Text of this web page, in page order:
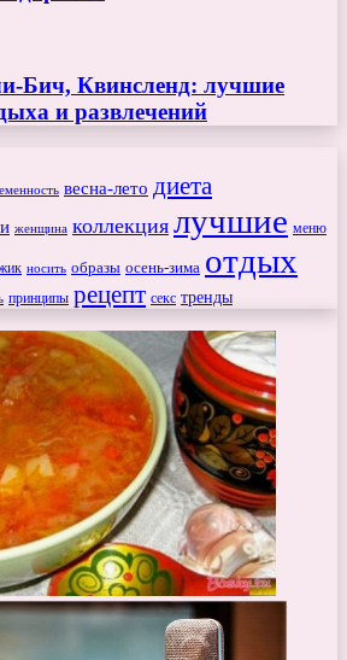
Бич, Квинсленд: лучшие
и развлечений
весна-лето диета
женщина коллекция лучшие меню
носить образы осень-зима отдых
принципы рецепт секс тренды